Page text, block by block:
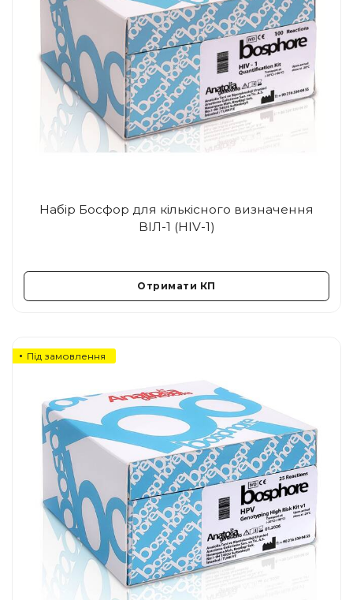
Набір Босфор для кількісного визначення
ВІЛ-1 (HIV-1)
Отримати КП
Під замовлення